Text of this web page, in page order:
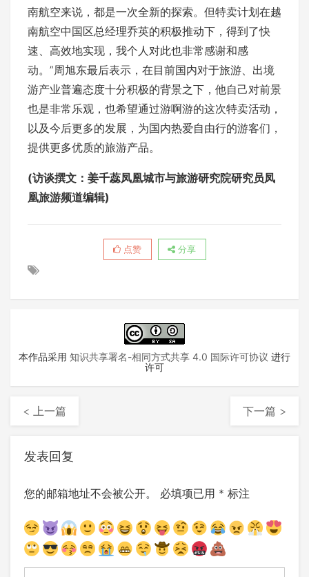
南航空来说，都是一次全新的探索。但特卖计划在越
南航空中国区总经理乔英的积极推动下，得到了快
速、高效地实现，我个人对此也非常感谢和感
动。”周旭东最后表示，在目前国内对于旅游、出境
游产业普遍态度十分积极的背景之下，他自己对前景
也是非常乐观，也希望通过游啊游的这次特卖活动，
以及今后更多的发展，为国内热爱自由行的游客们，
提供更多优质的旅游产品。
(访谈撰文：姜千蕊凤凰城市与旅游研究院研究员凤
凰旅游频道编辑)
点赞 分享
本作品采用 知识共享署名-相同方式共享 4.0 国际许可协议 进行
许可
< 上一篇 下一篇 >
发表回复
您的邮箱地址不会被公开。 必填项已用 * 标注